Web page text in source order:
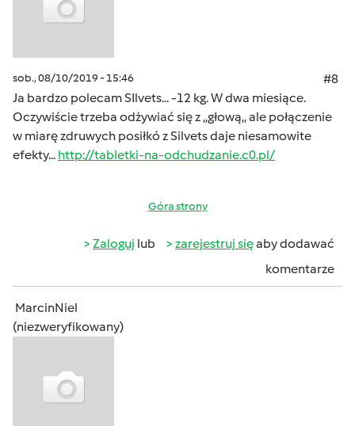
sob., 08/10/2019 - 15:46
#8
Ja bardzo polecam SIlvets... -12 kg. W dwa miesiące.
Oczywiście trzeba odżywiać się z ,,głową,, ale połączenie
w miarę zdruwych posiłkó z Silvets daje niesamowite
efekty... http://tabletki-na-odchudzanie.c0.pl/
Góra strony
Zaloguj lub zarejestruj sięaby dodawać
komentarze
MarcinNiel
(niezweryfikowany)